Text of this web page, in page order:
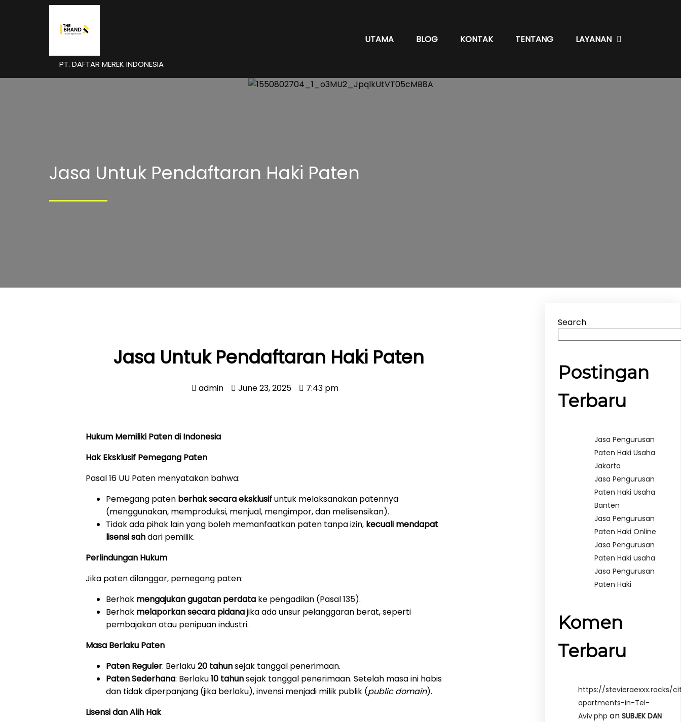
PT. DAFTAR MEREK INDONESIA
UTAMA BLOG KONTAK TENTANG LAYANAN
Jasa Untuk Pendaftaran Haki Paten
Jasa Untuk Pendaftaran Haki Paten
admin June 23, 2025 7:43 pm
Hukum Memiliki Paten di Indonesia
Hak Eksklusif Pemegang Paten
Pasal 16 UU Paten menyatakan bahwa:
Pemegang paten berhak secara eksklusifuntuk melaksanakan patennya
(menggunakan, memproduksi, menjual, mengimpor, dan melisensikan).
Tidak ada pihak lain yang boleh memanfaatkan paten tanpa izin, kecuali mendapat
lisensi sahdari pemilik.
Perlindungan Hukum
Jika paten dilanggar, pemegang paten:
Berhak mengajukan gugatan perdata ke pengadilan (Pasal 135).
Berhak melaporkan secara pidanajika ada unsur pelanggaran berat, seperti
pembajakan atau penipuan industri.
Masa Berlaku Paten
Paten Reguler: Berlaku20 tahunsejak tanggal penerimaan.
Paten Sederhana: Berlaku10 tahunsejak tanggal penerimaan. Setelah masa ini habis
dan tidak diperpanjang (jika berlaku), invensi menjadi milik publik (public domain).
Lisensi dan Alih Hak
Search
Postingan
Terbaru
Jasa Pengurusan
Paten Haki Usaha
Jakarta
Jasa Pengurusan
Paten Haki Usaha
Banten
Jasa Pengurusan
Paten Haki Online
Jasa Pengurusan
Paten Haki usaha
Jasa Pengurusan
Paten Haki
Komen
Terbaru
https://stevieraexxx.rocks/
apartments-in-Tel-
Aviv.php onSUBJEK DAN